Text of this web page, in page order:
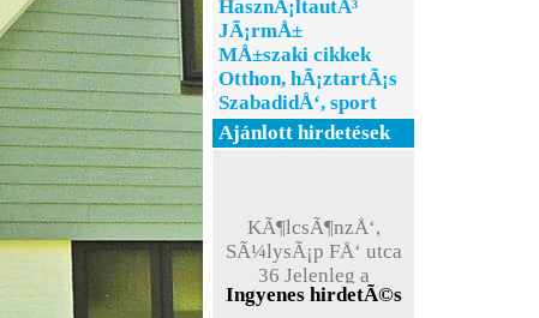
HasznÃ¡ltautÃ³
JÃ¡rmÅ±
MÅ±szaki cikkek
Otthon, hÃ¡ztartÃ¡s
SzabadidÅ‘, sport
Ajánlott hirdetések
SÃ¼lysÃ¡p FÅ‘ utca
36 Jelenleg a
weboldal teszt
Ã¼zemmÃ³dban
Ingyenes hirdetÃ©s